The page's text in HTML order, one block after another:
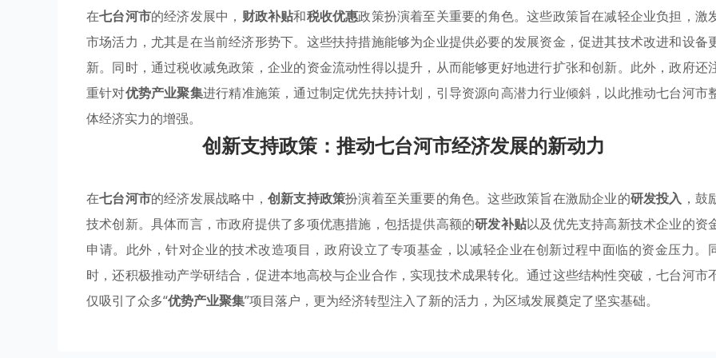
在七台河市的经济发展中， 财政补贴和税收优惠政策扮演着至关重要的角色。这些政策旨在减轻企业负担，激
市场活力，尤其是在当前经济形势下。这些扶持措施能够为企业提供必要的发展资金，促进其技术改进和设备
新。同时，通过税收减免政策，企业的资金流动性得以提升，从而能够更好地进行扩张和创新。此外，政府还
重针对优势产业聚集进行精准施策，通过制定优先扶持计划，引导资源向高潜力行业倾斜，以此推动七台河市
体经济实力的增强。
创新支持政策：推动七台河市经济发展的新动力
在七台河市的经济发展战略中， 创新支持政策扮演着至关重要的角色。这些政策旨在激励企业的研发投入 ，鼓
技术创新。具体而言，市政府提供了多项优惠措施，包括提供高额的研发补贴以及优先支持高新技术企业的资
申请。此外，针对企业的技术改造项目，政府设立了专项基金，以减轻企业在创新过程中面临的资金压力。
时，还积极推动产学研结合，促进本地高校与企业合作，实现技术成果转化。通过这些结构性突破，七台河市
仅吸引了众多“优势产业聚集”项目落户，更为经济转型注入了新的活力，为区域发展奠定了坚实基础。